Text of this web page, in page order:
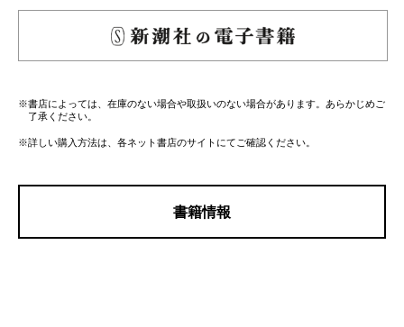
※書店によっては、在庫のない場合や取扱いのない場合があります。あらかじめご
了承ください。
※詳しい購入方法は、各ネット書店のサイトにてご確認ください。
書籍情報